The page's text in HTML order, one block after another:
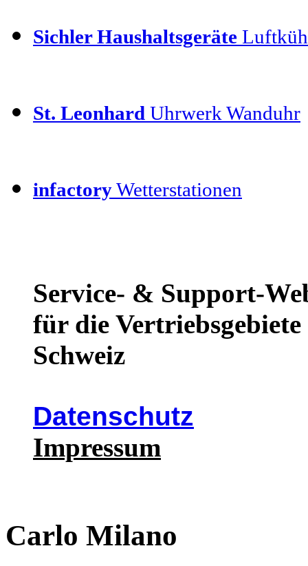
Sichler Haushaltsgeräte
St. Leonhard Uhrwerk Wanduhr
infactoryWetterstationen
Service- & Support-
für die
Schweiz
Datenschutz
Impressum
Carlo Milano